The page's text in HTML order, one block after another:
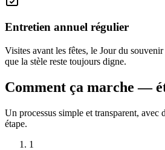
Entretien annuel régulier
Visites avant les fêtes, le Jour du
que la stèle reste toujours digne.
Comment ça marche —
Un processus simple et transparent, avec
étape.
1